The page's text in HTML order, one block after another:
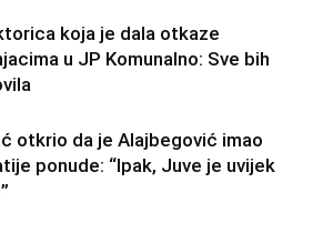
koja je dala otkaze
u JP Komunalno: Sve bih
otkrio da je Alajbegović imao
ponude: “Ipak, Juve je uvijek